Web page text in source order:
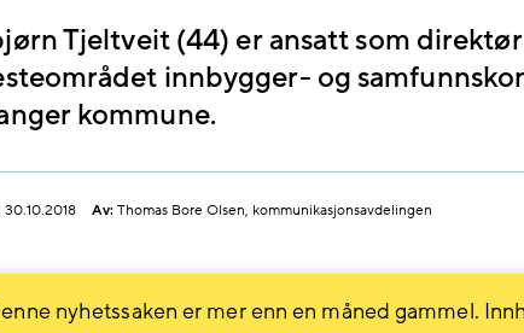
Tjeltveit (44) er ansatt som
innbygger- og
kommune.
30.10.2018 Av: Thomas Bore Olsen, kommunikasjonsavdelingen
nyhetssaken er mer enn en måned gammel.